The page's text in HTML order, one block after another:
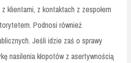
klientami, z kontaktach z zespołem
Podnosi również
Jeśli idzie zaś o sprawy
nasilenia kłopotów z asertywnością